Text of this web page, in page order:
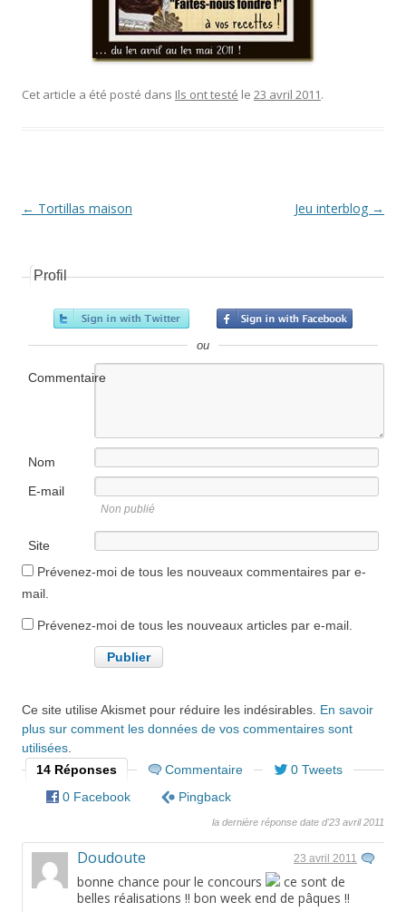
Cet article a été posté dans Ils ont testé le 23 avril 2011.
Navigation Article
← Tortillas maison Jeu interblog →
Profil
ou
Commentaire
Nom
E-mail
Non publié
Site
internet
Prévenez-moi de tous les nouveaux commentaires par e-
mail.
Prévenez-moi de tous les nouveaux articles par e-mail.
Ce site utilise Akismet pour réduire les indésirables. En savoir
plus sur comment les données de vos commentaires sont
utilisées.
14 Réponses
Commentaire
0 Tweets
0 Facebook
Pingback
la dernière réponse date d'23 avril 2011
Doudoute 23 avril 2011
bonne chance pour le concours
ce sont de
belles réalisations !! bon week end de pâques !!